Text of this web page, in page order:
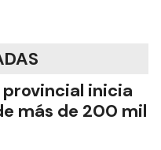
provincial inicia
más de 200 mil